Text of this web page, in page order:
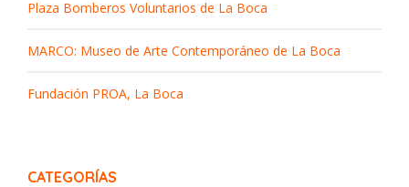
Plaza Bomberos Voluntarios de La Boca
MARCO: Museo de Arte Contemporáneo de La Boca
Fundación PROA, La Boca
CATEGORÍAS